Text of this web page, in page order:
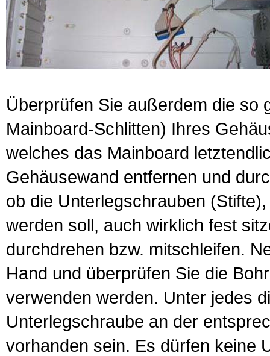
Überprüfen Sie außerdem die so
Mainboard-Schlitten) Ihres
welches das Mainboard
Gehäusewand entfernen und
ob die Unterlegschrauben
werden soll, auch wirklich fest
durchdrehen bzw. mitschleifen.
Hand und überprüfen Sie die
verwenden werden. Unter jedes
Unterlegschraube an der
vorhanden sein. Es dürfen keine